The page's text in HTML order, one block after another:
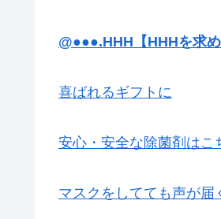
@●●●.HHH【HHHを求
喜ばれるギフトに
安心・安全な除菌剤はこ
マスクをしてても声が届